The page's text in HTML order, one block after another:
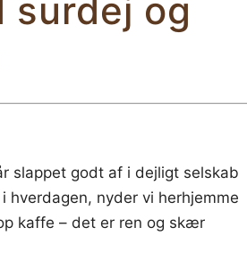
surdej og
slappet godt af i dejligt selskab
nyder vi herhjemme
kaffe – det er ren og skær